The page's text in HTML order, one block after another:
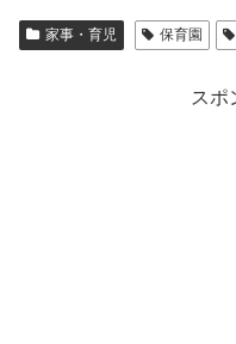
家事・育児 保育園
スポ